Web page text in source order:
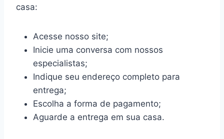
casa:
Acesse nosso site;
Inicie uma conversa com nossos
especialistas;
Indique seu endereço completo para
entrega;
Escolha a forma de pagamento;
Aguarde a entrega em sua casa.